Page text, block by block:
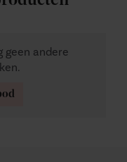
geen andere